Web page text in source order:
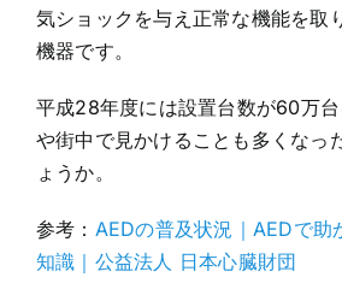
気ショックを与え正常な機能を取
機器です。
平成28年度には設置台数が60万
や街中で見かけることも多くなっ
ょうか。
参考： AEDの普及状況｜AEDで助
知識｜公益法人 日本心臓財団